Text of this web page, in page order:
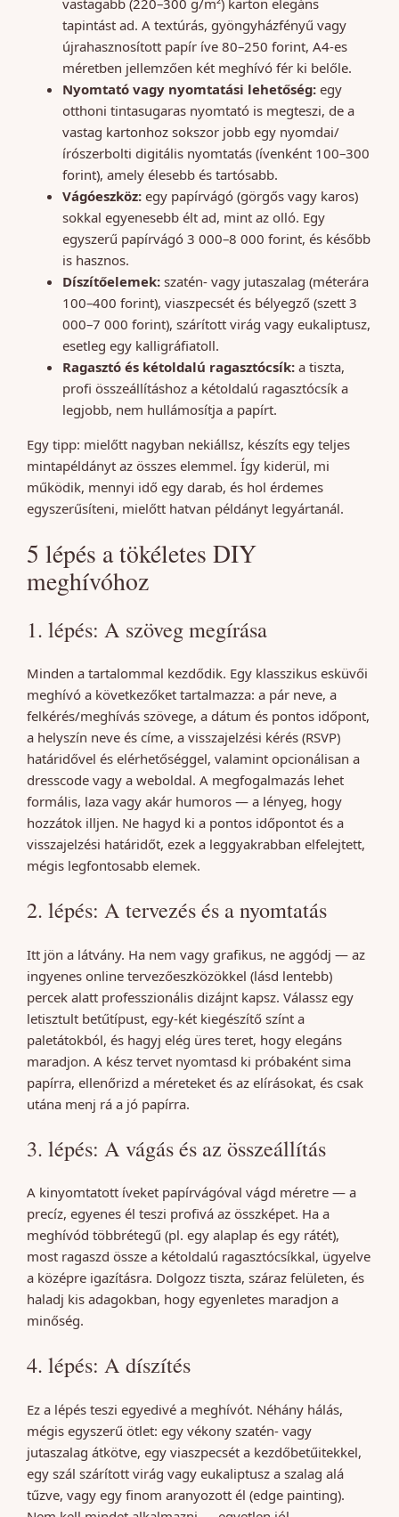
vastagabb (220–300 g/m²) karton elegáns
tapintást ad. A textúrás, gyöngyházfényű vagy
újrahasznosított papír íve 80–250 forint, A4-es
méretben jellemzően két meghívó fér ki belőle.
Nyomtató vagy nyomtatási lehetőség: egy
otthoni tintasugaras nyomtató is megteszi, de a
vastag kartonhoz sokszor jobb egy nyomdai/
írószerbolti digitális nyomtatás (ívenként 100–300
forint), amely élesebb és tartósabb.
Vágóeszköz: egy papírvágó (görgős vagy karos)
sokkal egyenesebb élt ad, mint az olló. Egy
egyszerű papírvágó 3 000–8 000 forint, és később
is hasznos.
Díszítőelemek: szatén- vagy jutaszalag (méterára
100–400 forint), viaszpecsét és bélyegző (szett 3
000–7 000 forint), szárított virág vagy eukaliptusz,
esetleg egy kalligráfiatoll.
Ragasztó és kétoldalú ragasztócsík: a tiszta,
profi összeállításhoz a kétoldalú ragasztócsík a
legjobb, nem hullámosítja a papírt.
Egy tipp: mielőtt nagyban nekiállsz, készíts egy teljes
mintapéldányt az összes elemmel. Így kiderül, mi
működik, mennyi idő egy darab, és hol érdemes
egyszerűsíteni, mielőtt hatvan példányt legyártanál.
5 lépés a tökéletes DIY
meghívóhoz
1. lépés: A szöveg megírása
Minden a tartalommal kezdődik. Egy klasszikus esküvői
meghívó a következőket tartalmazza: a pár neve, a
felkérés/meghívás szövege, a dátum és pontos időpont,
a helyszín neve és címe, a visszajelzési kérés (RSVP)
határidővel és elérhetőséggel, valamint opcionálisan a
dresscode vagy a weboldal. A megfogalmazás lehet
formális, laza vagy akár humoros — a lényeg, hogy
hozzátok illjen. Ne hagyd ki a pontos időpontot és a
visszajelzési határidőt, ezek a leggyakrabban elfelejtett,
mégis legfontosabb elemek.
2. lépés: A tervezés és a nyomtatás
Itt jön a látvány. Ha nem vagy grafikus, ne aggódj — az
ingyenes online tervezőeszközökkel (lásd lentebb)
percek alatt professzionális dizájnt kapsz. Válassz egy
letisztult betűtípust, egy-két kiegészítő színt a
paletátokból, és hagyj elég üres teret, hogy elegáns
maradjon. A kész tervet nyomtasd ki próbaként sima
papírra, ellenőrizd a méreteket és az elírásokat, és csak
utána menj rá a jó papírra.
3. lépés: A vágás és az összeállítás
A kinyomtatott íveket papírvágóval vágd méretre — a
precíz, egyenes él teszi profivá az összképet. Ha a
meghívód többrétegű (pl. egy alaplap és egy rátét),
most ragaszd össze a kétoldalú ragasztócsíkkal, ügyelve
a középre igazításra. Dolgozz tiszta, száraz felületen, és
haladj kis adagokban, hogy egyenletes maradjon a
minőség.
4. lépés: A díszítés
Ez a lépés teszi egyedivé a meghívót. Néhány hálás,
mégis egyszerű ötlet: egy vékony szatén- vagy
jutaszalag átkötve, egy viaszpecsét a kezdőbetűitekkel,
egy szál szárított virág vagy eukaliptusz a szalag alá
tűzve, vagy egy finom aranyozott él (edge painting).